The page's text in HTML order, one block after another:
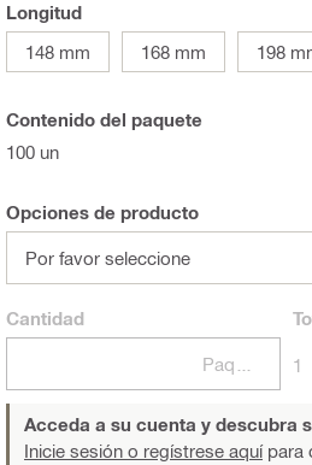
Longitud
148 mm
168 mm 198
Contenido del paquete
100 un
Opciones de producto
Por favor seleccione
Cantidad
1
Acceda a su cuenta y descubra
Inicie sesión o regístrese aquípara